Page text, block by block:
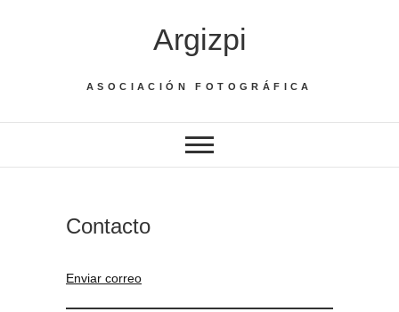
Argizpi
ASOCIACIÓN FOTOGRÁFICA
Contacto
Enviar correo